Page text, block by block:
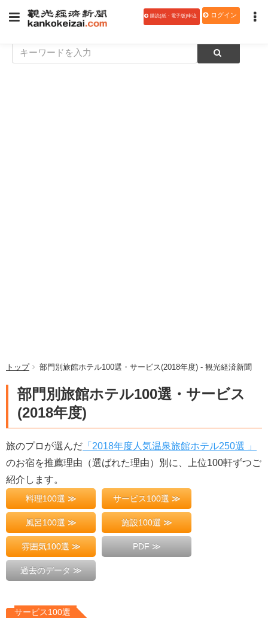
購読(紙・電子版)申込 ログイン
トップ 部門別旅館ホテル100選・サービス(2018年度) - 観光経済新聞
部門別旅館ホテル100選・サービス
(2018年度)
旅のプロが選んだ 「2018年度人気温泉旅館ホテル250選 」
のお宿を推薦理由（選ばれた理由）別に、上位100軒ずつご
紹介します。
料理100選 ≫ サービス100選 ≫
風呂100選 ≫ 施設100選 ≫
雰囲気100選 ≫ PDF ≫
過去のデータ ≫
サービス100選